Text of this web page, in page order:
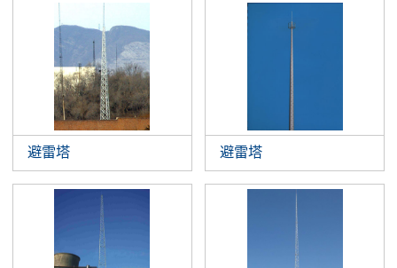
避雷塔 避雷塔